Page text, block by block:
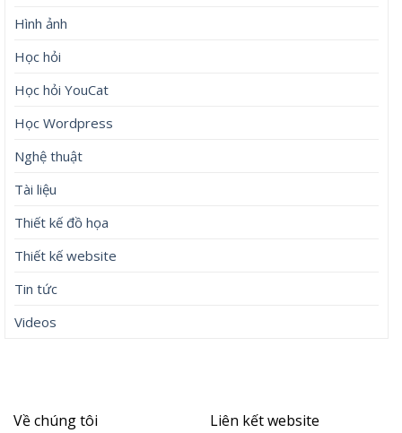
Hình ảnh
Học hỏi
Học hỏi YouCat
Học Wordpress
Nghệ thuật
Tài liệu
Thiết kế đồ họa
Thiết kế website
Tin tức
Videos
Về chúng tôi Liên kết website